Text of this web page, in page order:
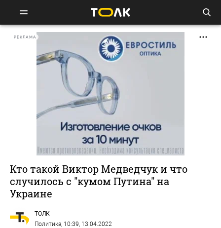
РЕКЛАМА
Кто такой Виктор Медведчук и что
случилось с "кумом Путина" на
Украине
ТОЛК
Политика, 10:39, 13.04.2022